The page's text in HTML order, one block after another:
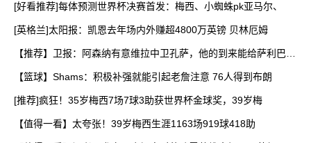
[好看推荐]每体预测世界杯决赛首发：梅西、小蜘蛛pk亚马尔、
[英格兰]太阳报：凯恩去年场内外赚超4800万英镑 贝林厄姆
【推荐】卫报：阿森纳有意维拉中卫孔萨，他的到来能给萨利巴提
【篮球】Shams：积极补强就能引起老詹注意 76人得到布朗
[推荐]疯狂！35岁梅西7场7球3助获世界杯金球奖，39岁梅
【值得一看】太夸张！39岁梅西生涯1163场919球418助